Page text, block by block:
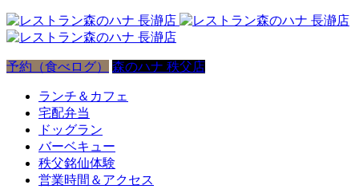
予約（食べログ） 森のハナ 秩父店
ランチ＆カフェ
宅配弁当
ドッグラン
バーベキュー
秩父銘仙体験
営業時間＆アクセス